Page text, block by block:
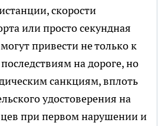
скорости
или просто секундная
привести не только к
на дороге, но
санкциям, вплоть
удостоверения на
при первом нарушении и